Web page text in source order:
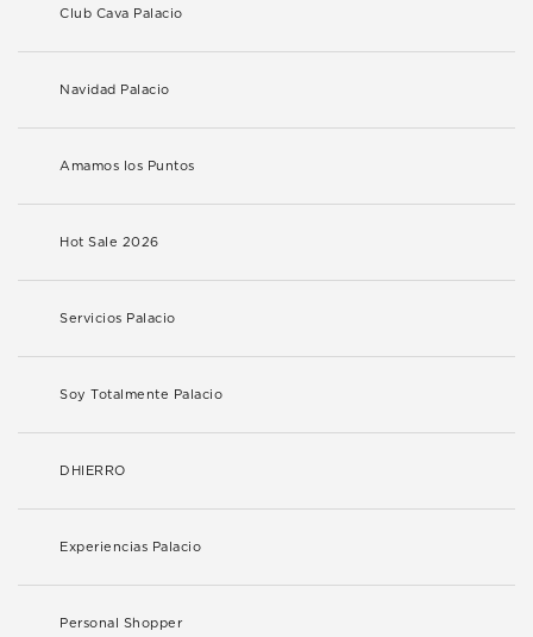
Club Cava Palacio
Navidad Palacio
Amamos los Puntos
Hot Sale 2026
Servicios Palacio
Soy Totalmente Palacio
DHIERRO
Experiencias Palacio
Personal Shopper